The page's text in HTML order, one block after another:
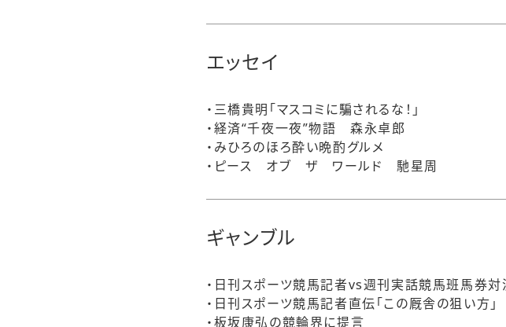
エッセイ
・三橋貴明「マスコミに騙されるな！」
・経済“千夜一夜”物語 森永卓郎
・みひろのほろ酔い晩酌グルメ
・ピース オブ ザ ワールド 馳星周
ギャンブル
・日刊スポーツ競馬記者vs週刊実話競馬班馬券対
・日刊スポーツ競馬記者直伝「この厩舎の狙い方」
・板坂康弘の競輪界に提言